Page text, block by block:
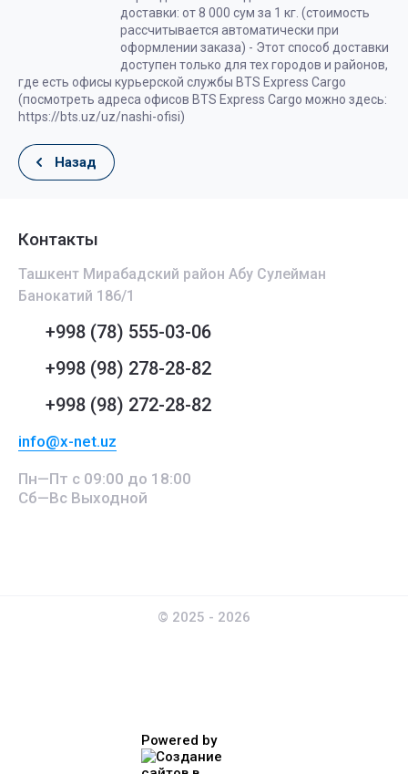
доставки: от 8 000 сум за 1 кг. (стоимость
рассчитывается автоматически при
оформлении заказа) - Этот способ доставки
доступен только для тех городов и районов,
где есть офисы курьерской службы BTS Express Cargo
(посмотреть адреса офисов BTS Express Cargo можно здесь:
https://bts.uz/uz/nashi-ofisi)
Назад
Контакты
Ташкент Мирабадский район Абу Сулейман
Банокатий 186/1
+998 (78) 555-03-06
+998 (98) 278-28-82
+998 (98) 272-28-82
info@x-net.uz
Пн—Пт с 09:00 до 18:00
Сб—Вс Выходной
© 2025 - 2026
Powered by